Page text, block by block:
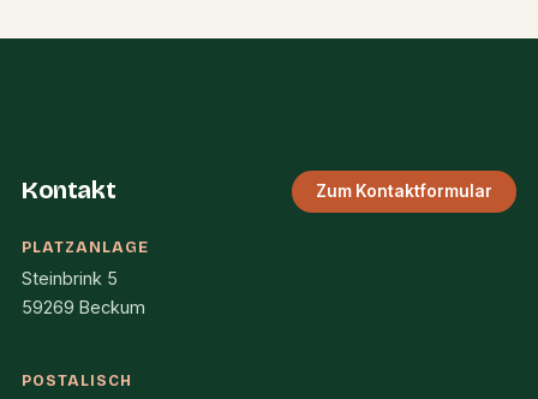
Kontakt Zum Kontaktformular
PLATZANLAGE
Steinbrink 5
59269 Beckum
POSTALISCH